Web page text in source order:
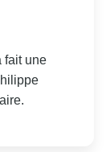
fait une